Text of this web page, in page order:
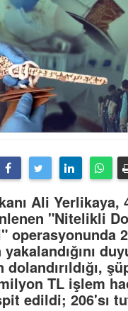
Ali Yerlikaya,
"Nitelikli
operasyonunda
dolandırıldığı,
TL işlem
edildi; 206'sı